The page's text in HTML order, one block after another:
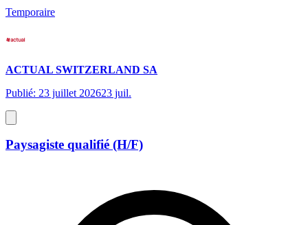
Temporaire
ACTUAL SWITZERLAND SA
Publié: 23 juillet 202623 juil.
Paysagiste qualifié (H/F)